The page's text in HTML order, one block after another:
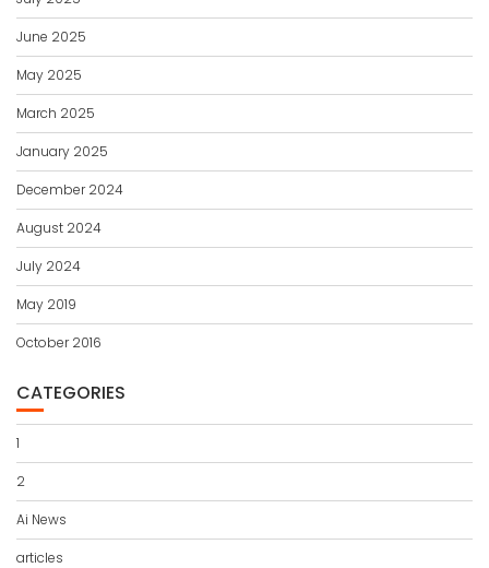
June 2025
May 2025
March 2025
January 2025
December 2024
August 2024
July 2024
May 2019
October 2016
CATEGORIES
1
2
Ai News
articles